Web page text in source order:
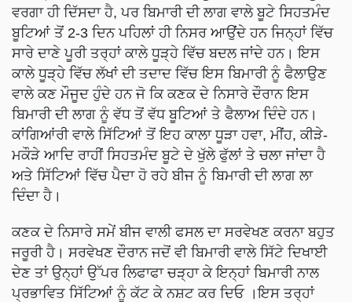
ਵਰਗਾ ਹੀ ਦਿੱਸਦਾ ਹੈ, ਪਰ ਬਿਮਾਰੀ ਦੀ ਲਾਗ ਵਾਲੇ ਬੂਟੇ ਸਿਹਤਮੰਦ
ਬੂਟਿਆਂ ਤੋਂ 2-3 ਦਿਨ ਪਹਿਲਾਂ ਹੀ ਨਿਸਰ ਆਉਂਦੇ ਹਨ ਜਿਨ੍ਹਾਂ ਵਿੱਚ
ਸਾਰੇ ਦਾਣੇ ਪੂਰੀ ਤਰ੍ਹਾਂ ਕਾਲੇ ਧੂੜ੍ਹੇ ਵਿੱਚ ਬਦਲ ਜਾਂਦੇ ਹਨ। ਇਸ
ਕਾਲੇ ਧੂੜ੍ਹੇ ਵਿੱਚ ਲੱਖਾਂ ਦੀ ਤਦਾਦ ਵਿੱਚ ਇਸ ਬਿਮਾਰੀ ਨੂੰ ਫੈਲਾਉਣ
ਵਾਲੇ ਕਣ ਮੌਜੂਦ ਹੁੰਦੇ ਹਨ ਜੋ ਕਿ ਕਣਕ ਦੇ ਨਿਸਾਰੇ ਦੌਰਾਨ ਇਸ
ਬਿਮਾਰੀ ਦੀ ਲਾਗ ਨੂੰ ਵੱਧ ਤੋਂ ਵੱਧ ਬੂਟਿਆਂ ਤੇ ਫੈਲਾਅ ਦਿੰਦੇ ਹਨ।
ਕਾਂਗਿਆਂਰੀ ਵਾਲੇ ਸਿੱਟਿਆਂ ਤੋਂ ਇਹ ਕਾਲਾ ਧੂੜਾ ਹਵਾ, ਮੀਂਹ, ਕੀੜੇ-
ਮਕੌੜੇ ਆਦਿ ਰਾਹੀਂ ਸਿਹਤਮੰਦ ਬੂਟੇ ਦੇ ਖੁੱਲੇ ਫੁੱਲਾਂ ਤੇ ਚਲਾ ਜਾਂਦਾ ਹੈ
ਅਤੇ ਸਿੱਟਿਆਂ ਵਿੱਚ ਪੈਦਾ ਹੋ ਰਹੇ ਬੀਜ ਨੂੰ ਬਿਮਾਰੀ ਦੀ ਲਾਗ ਲਾ
ਦਿੰਦਾ ਹੈ।
ਕਣਕ ਦੇ ਨਿਸਾਰੇ ਸਮੇਂ ਬੀਜ ਵਾਲੀ ਫਸਲ ਦਾ ਸਰਵੇਖਣ ਕਰਨਾ ਬਹੁਤ
ਜਰੂਰੀ ਹੈ। ਸਰਵੇਖਣ ਦੌਰਾਨ ਜਦੋਂ ਵੀ ਬਿਮਾਰੀ ਵਾਲੇ ਸਿੱਟੇ ਦਿਖਾਈ
ਦੇਣ ਤਾਂ ਉਨ੍ਹਾਂ ਉੱਪਰ ਲਿਫਾਫਾ ਚੜ੍ਹਾ ਕੇ ਇਨ੍ਹਾਂ ਬਿਮਾਰੀ ਨਾਲ
ਪ੍ਰਭਾਵਿਤ ਸਿੱਟਿਆਂ ਨੂੰ ਕੱਟ ਕੇ ਨਸ਼ਟ ਕਰ ਦਿਓ ।ਇਸ ਤਰ੍ਹਾਂ